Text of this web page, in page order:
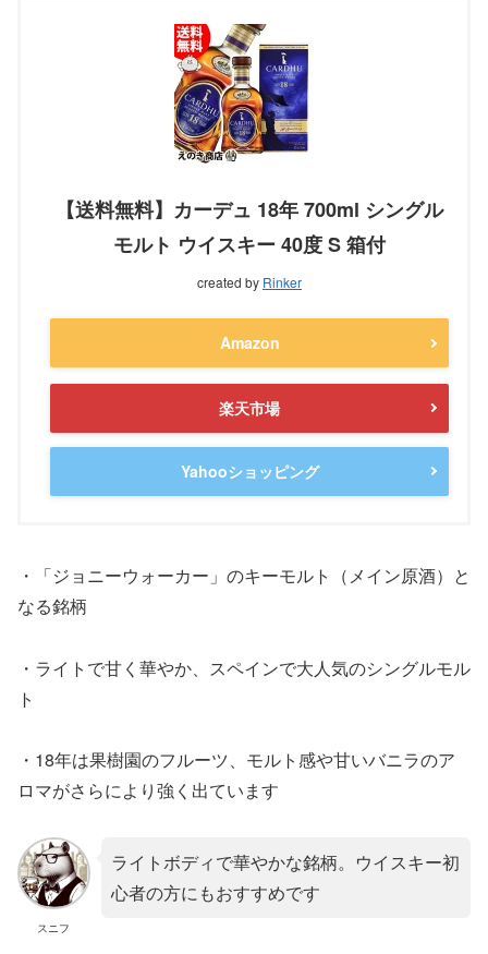
【送料無料】カーデュ 18年 700ml シングル
モルト ウイスキー 40度 S 箱付
created by Rinker
Amazon
楽天市場
Yahooショッピング
・「ジョニーウォーカー」のキーモルト（メイン原酒）と
なる銘柄
・ライトで甘く華やか、スペインで大人気のシングルモル
ト
・18年は果樹園のフルーツ、モルト感や甘いバニラのア
ロマがさらにより強く出ています
スニフ
ライトボディで華やかな銘柄。ウイスキー初
心者の方にもおすすめです